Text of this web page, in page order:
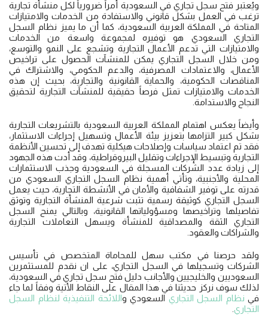
ويُعتبر فتح سجل تجاري في السعودية أمراً ضرورياً لكل منشأة تجارية
ترغب في العمل بشكل قانوني والاستفادة من الخدمات والامتيازات
المتاحة في المملكة العربية السعودية، كما أن ما يميز نظام السجل
التجاري السعودي هو توفيره لمجموعة واسعة من الخدمات
والامتيازات التي تدعم الأعمال التجارية وتشجع على النمو والتوسع،
ومن خلال السجل التجاري يمكن للمنشآت الحصول على تراخيص
الأعمال، والاعتمادات المصرفية، والدعم الحكومي، والاشتراك في
المناقصات الحكومية، والحماية القانونية والتجارية، بحيث إن هذه
الخدمات والامتيازات تمثل فرصاً حقيقية للمنشآت التجارية لتحقيق
النجاح والاستدامة.
وأيضاً يعكس اهتمام المملكة العربية السعودية بالتشريعات التجارية
بشكل كبير التزامها بتعزيز بيئة الأعمال وتسهيل إجراءات الاستثمار،
فقد تم اعتماد سياسات وإصلاحات هيكلية تهدف إلى تحسين الأنظمة
التجارية وتبسيط الإجراءات وتقليل البيروقراطية، وقد أدت هذه الجهود
إلى زيادة عدد الشركات المسجلة في السعودية وجذب الاستثمارات
المحلية والأجنبية، وتأتي أهمية نظام السجل التجاري السعودي من
قدرته على توفير الشفافية والأمان في الأنشطة التجارية، حيث يعمل
السجل التجاري كوثيقة رسمية تثبت شرعية المنشأة التجارية وتوثق
تفاصيلها وتراخيصها ومسؤولياتها القانونية، وبالتالي يمنح السجل
التجاري الثقة والمصداقية للمنشأة ويسهل التعاملات التجارية
والشراكات والعقود.
ولقد حرصنا في مكتب سهل للمحاماة المتخصص في تأسيس
الشركات وتسجيلها في السجل التجاري، على ان نقدم للمستثمرين
السعوديين والخليجيين والأجانب دليل فتح سجل تجاري في السعودية،
لذلك سوف نركز حديثنا في هذا المقال على النقاط الأتية وفقاً لما جاء
في نظام السجل التجاري السعودي و اللائحة التنفيذية لنظام السجل
التجاري